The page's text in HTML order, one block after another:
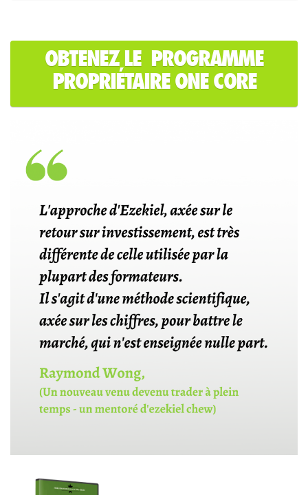
OBTENEZ LE PROGRAMME
PROPRIÉTAIRE ONE CORE